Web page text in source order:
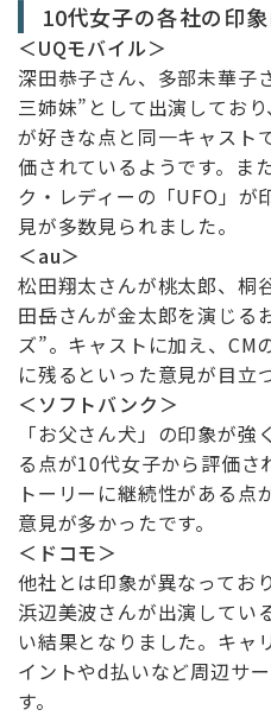
10代女子の各社の印
＜UQモバイル＞
深田恭子さん、多部未華子
三姉妹”として出演してお
が好きな点と同一キャスト
価されているようです。ま
ク・レディーの「UFO」が
見が多数見られました。
＜au＞
松田翔太さんが桃太郎、桐
田岳さんが金太郎を演じる
ズ”。キャストに加え、CM
に残るといった意見が目立
＜ソフトバンク＞
「お父さん犬」の印象が
る点が10代女子から評価さ
トーリーに継続性がある点
意見が多かったです。
＜ドコモ＞
他社とは印象が異なってお
浜辺美波さんが出演してい
い結果となりました。キャ
イントやd払いなど周辺サ
す。